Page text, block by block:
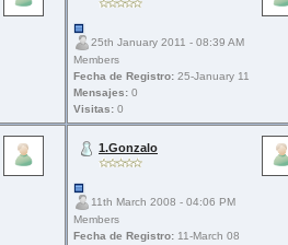
25th January 2011 - 08:39 AM
Members
Fecha de Registro: 25-January 11
Mensajes: 0
Visitas: 0
1.Gonzalo
11th March 2008 - 04:06 PM
Members
Fecha de Registro: 11-March 08